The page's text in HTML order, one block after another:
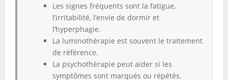
Les signes fréquents sont la fatigue,
l’irritabilité, l’envie de dormir et
l’hyperphagie.
La luminothérapie est souvent le traitement
de référence.
La psychothérapie peut aider si les
symptômes sont marqués ou répétés.